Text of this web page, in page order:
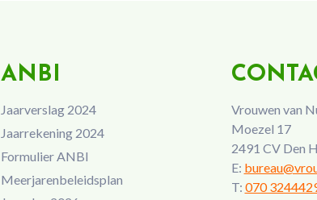
ANBI
Jaarverslag 2024
Jaarrekening 2024
Formulier ANBI
Meerjarenbeleidsplan
Vrouwen van
Moezel 17
2491 CV Den
E:
T: 070